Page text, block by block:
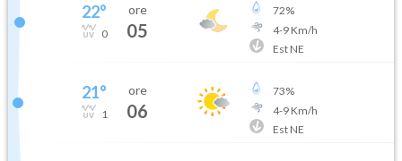
22°
0
ore
05
72%
4-9Km/h
Est NE
21°
1
ore
06
73%
4-9Km/h
Est NE